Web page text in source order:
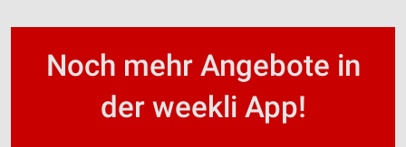
Noch mehr Angebote in
der weekli App!